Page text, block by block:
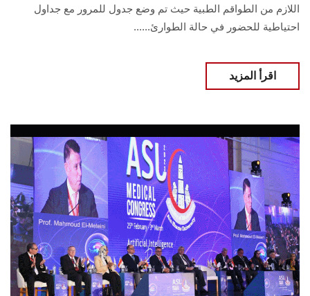
اللازم من الطواقم الطبية حيث تم وضع جدول للمرور مع جداول
احتياطية للحضور في حالة الطوارئ......
اقرأ المزيد